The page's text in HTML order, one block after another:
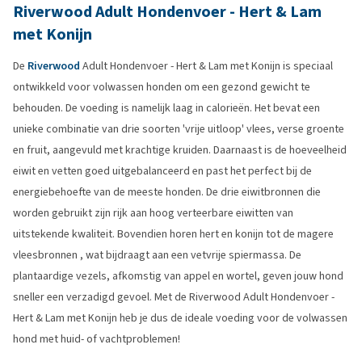
Riverwood Adult Hondenvoer - Hert & Lam
met Konijn
De Riverwood Adult Hondenvoer - Hert & Lam met Konijn is speciaal
ontwikkeld voor volwassen honden om een gezond gewicht te
behouden. De voeding is namelijk laag in calorieën. Het bevat een
unieke combinatie van drie soorten 'vrije uitloop' vlees, verse groente
en fruit, aangevuld met krachtige kruiden. Daarnaast is de hoeveelheid
eiwit en vetten goed uitgebalanceerd en past het perfect bij de
energiebehoefte van de meeste honden. De drie eiwitbronnen die
worden gebruikt zijn rijk aan hoog verteerbare eiwitten van
uitstekende kwaliteit. Bovendien horen hert en konijn tot de magere
vleesbronnen , wat bijdraagt aan een vetvrije spiermassa. De
plantaardige vezels, afkomstig van appel en wortel, geven jouw hond
sneller een verzadigd gevoel. Met de Riverwood Adult Hondenvoer -
Hert & Lam met Konijn heb je dus de ideale voeding voor de volwassen
hond met huid- of vachtproblemen!